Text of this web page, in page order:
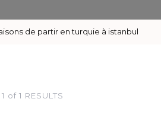
de partir en turquie à istanbul
of 1 RESULTS